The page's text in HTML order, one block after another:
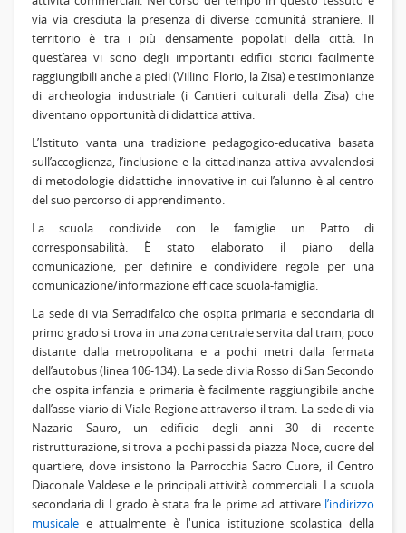
via via cresciuta la presenza di diverse comunità straniere. Il
territorio è tra i più densamente popolati della città. In
quest’area vi sono degli importanti edifici storici facilmente
raggiungibili anche a piedi (Villino Florio, la Zisa) e testimonianze
di archeologia industriale (i Cantieri culturali della Zisa) che
diventano opportunità di didattica attiva.
L’Istituto vanta una tradizione pedagogico-educativa basata
sull’accoglienza, l’inclusione e la cittadinanza attiva avvalendosi
di metodologie didattiche innovative in cui l’alunno è al centro
del suo percorso di apprendimento.
La scuola condivide con le famiglie un Patto di
corresponsabilità. È stato elaborato il piano della
comunicazione, per definire e condividere regole per una
comunicazione/informazione efficace scuola-famiglia.
La sede di via Serradifalco che ospita primaria e secondaria di
primo grado si trova in una zona centrale servita dal tram, poco
distante dalla metropolitana e a pochi metri dalla fermata
dell’autobus (linea 106-134). La sede di via Rosso di San Secondo
che ospita infanzia e primaria è facilmente raggiungibile anche
dall’asse viario di Viale Regione attraverso il tram. La sede di via
Nazario Sauro, un edificio degli anni 30 di recente
ristrutturazione, si trova a pochi passi da piazza Noce, cuore del
quartiere, dove insistono la Parrocchia Sacro Cuore, il Centro
Diaconale Valdese e le principali attività commerciali. La scuola
secondaria di I grado è stata fra le prime ad attivarel’indirizzo
musicale e attualmente è l'unica istituzione scolastica della